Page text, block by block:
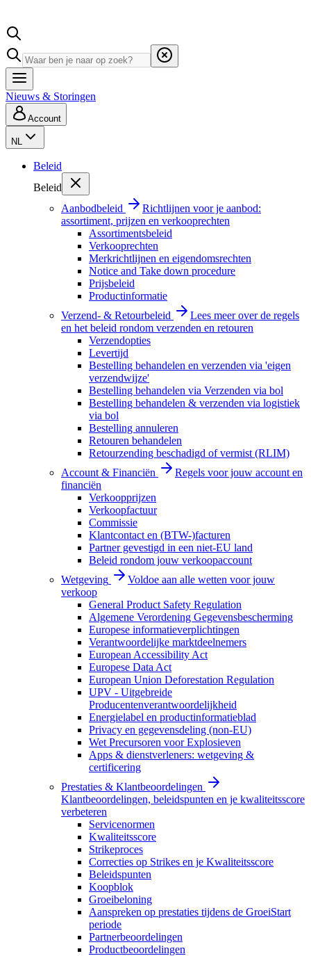
Nieuws & Storingen
Account
NL
Beleid
Beleid
Aanbodbeleid
Richtlijnen voor je aanbod:
assortiment, prijzen en verkooprechten
Assortimentsbeleid
Verkooprechten
Merkrichtlijnen en eigendomsrechten
Notice and Take down procedure
Prijsbeleid
Productinformatie
Verzend- & Retourbeleid
Lees meer over de regels
en het beleid rondom verzenden en retouren
Verzendopties
Levertijd
Bestelling behandelen en verzenden via 'eigen
verzendwijze'
Bestelling behandelen via Verzenden via bol
Bestelling behandelen & verzenden via logistiek
via bol
Bestelling annuleren
Retouren behandelen
Retourzending beschadigd of vermist (RLIM)
Account & Financiën
Regels voor jouw account en
financiën
Verkoopprijzen
Verkoopfactuur
Commissie
Klantcontact en (BTW-)facturen
Partner gevestigd in een niet-EU land
Beleid rondom jouw verkoopaccount
Wetgeving
Voldoe aan alle wetten voor jouw
verkoop
General Product Safety Regulation
Algemene Verordening Gegevensbescherming
Europese informatieverplichtingen
Verantwoordelijke marktdeelnemers
European Accessibility Act
Europese Data Act
European Union Deforestation Regulation
UPV - Uitgebreide
Producentenverantwoordelijkheid
Energielabel en productinformatieblad
Privacy en gegevensdeling (non-EU)
Wet Precursoren voor Explosieven
Apps & dienstverleners: wetgeving &
certificering
Prestaties & Klantbeoordelingen
Klantbeoordelingen, beleidspunten en je kwaliteitsscore
verbeteren
Servicenormen
Kwaliteitsscore
Strikeproces
Correcties op Strikes en je Kwaliteitsscore
Beleidspunten
Koopblok
Groeibeloning
Aanspreken op prestaties tijdens de GroeiStart
periode
Partnerbeoordelingen
Productbeoordelingen